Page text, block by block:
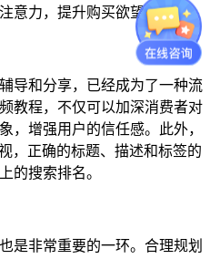
意力，提升购买欲望。
导和分享，已经成为了一种流
教程，不仅可以加深消费者对
，增强用户的信任感。此外，
，正确的标题、描述和标签的
的搜索排名。
是非常重要的一环。合理规划